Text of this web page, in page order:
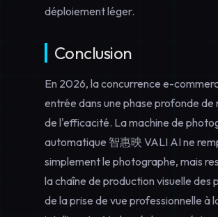
déploiement léger.
Conclusion
En 2026, la concurrence e-
entrée dans une phase profonde de
de l'efficacité. La machine de
automatique 智惠映 VALI AI ne
simplement le photographe, mais
la chaîne de production visuelle des
de laprise de vue professionnelle à